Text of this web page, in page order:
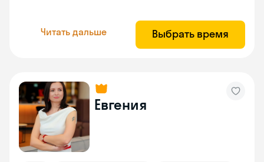
Читать дальше Выбрать время
Евгения